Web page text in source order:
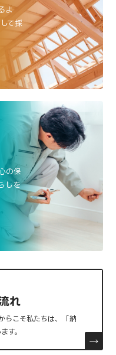
よ
て採
の保
しを
れ
らこそ私たちは、「納
す。